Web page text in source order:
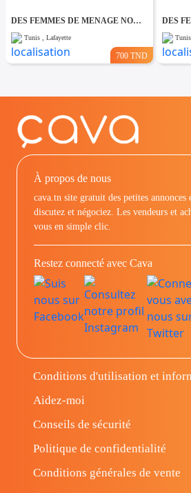
DES FEMMES DE MENAGE NON COUCHANTES A Lafayette
Tunis , Lafayette
700 TND
À propos de nous
cava.tn site gratuit des petites annonces
discutez et négociez. Les vendeurs et
vous en simple clic.
Restez connecté avec Cava
Conditions d'utilisation et
Aidez-moi
Conseils de sécurité
Politique de confidentialité
Conditions générales de vente